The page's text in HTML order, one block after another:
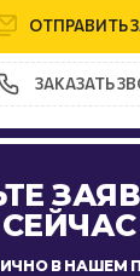
ОТПРАВИТЬ
ЗАКАЗАТЬ
В НАШЕМ